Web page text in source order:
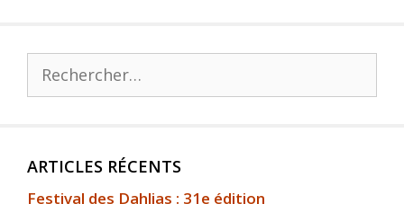
ARTICLES RÉCENTS
Festival des Dahlias : 31e édition